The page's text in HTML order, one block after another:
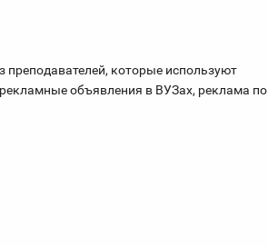
преподавателей, которые используют
объявления в ВУЗах, реклама по